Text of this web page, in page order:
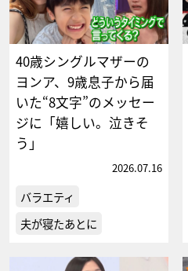
40歳シングルマザーの
ヨンア、9歳息子から届
いた“8文字”のメッセー
ジに「嬉しい。泣きそ
う」
2026.07.16
バラエティ
夫が寝たあとに